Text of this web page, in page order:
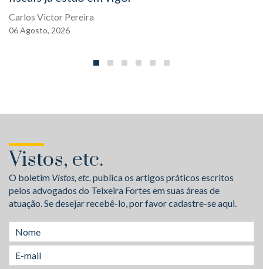
Carlos Victor Pereira
06Agosto, 2026
Vistos, etc.
O boletim Vistos, etc.publica os artigos práticos escritos
pelos advogados do Teixeira Fortes em suas áreas de
atuação. Se desejar recebê-lo, por favor cadastre-se aqui.